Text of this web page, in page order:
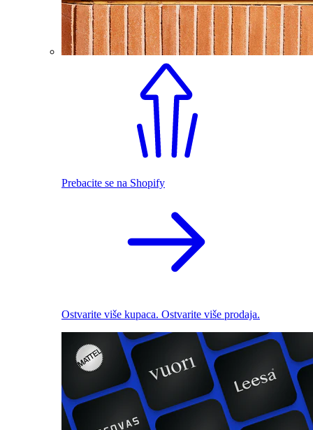
Prebacite se na Shopify
Ostvarite više kupaca. Ostvarite više prodaja.